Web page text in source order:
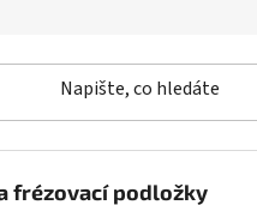
frézovací podložky